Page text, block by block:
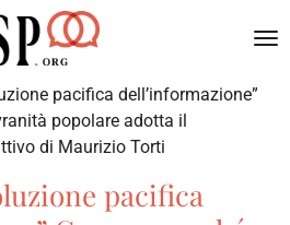
pacifica dell’informazione”
popolare adotta il
di Maurizio Torti
pacifica